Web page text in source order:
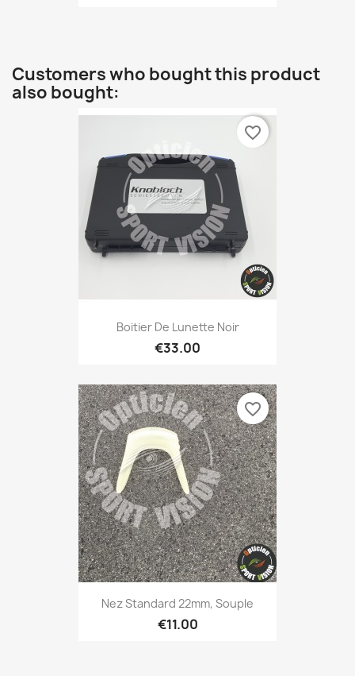
Customers who bought this product
also bought:
Boitier De Lunette Noir
€33.00
favorite_border
Nez Standard 22mm, Souple
€11.00
favorite_border